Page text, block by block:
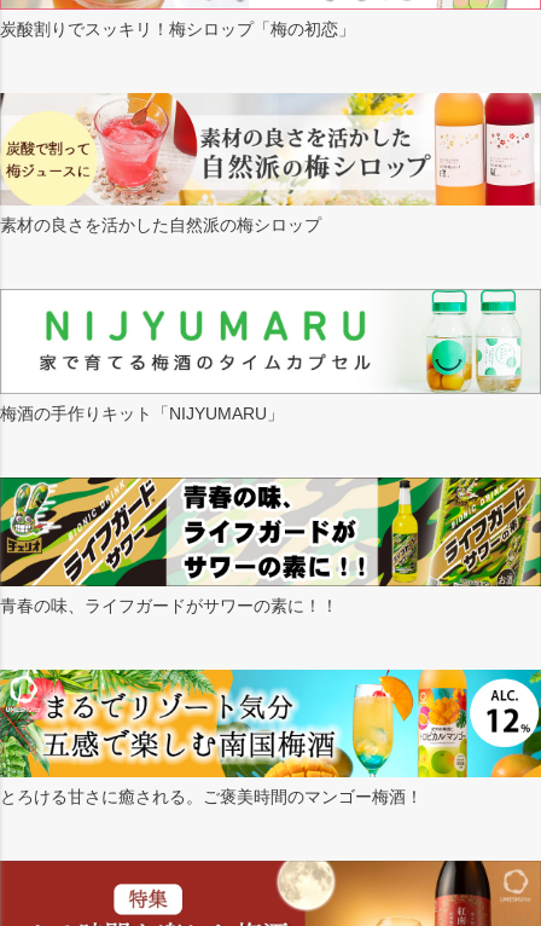
炭酸割りでスッキリ！梅シロップ「梅の初恋」
素材の良さを活かした自然派の梅シロップ
梅酒の手作りキット「NIJYUMARU」
青春の味、ライフガードがサワーの素に！！
とろける甘さに癒される。ご褒美時間のマンゴー梅酒！